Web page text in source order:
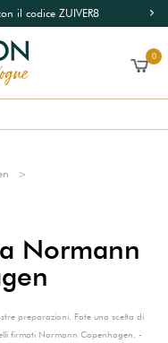
il codice ZUIVER8
0
Normann
preparazioni. Fate una scelta di
firmati Normann Copenhagen. -